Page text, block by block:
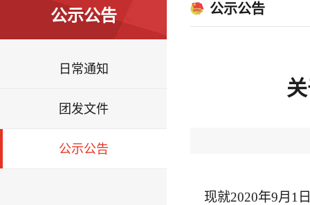
公示公告
日常通知
团发文件
公示公告
公示公告
现就2020年9月1